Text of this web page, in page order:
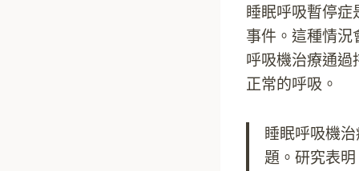
睡眠呼吸暫停症
事件。這種情況
呼吸機治療通過
正常的呼吸。
睡眠呼吸機
題。研究表